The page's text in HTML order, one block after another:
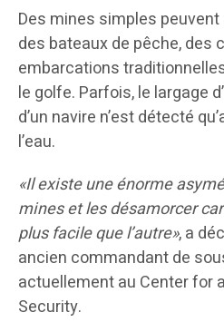
Des mines simples
des bateaux de pêche, des
embarcations
le golfe. Parfois, le largage
d’un navire n’est détecté
l’eau.
«Il existe une énorme
mines et les désamorcer
plus facile que l’autre», a
ancien commandant de
actuellement au Center for
Security.